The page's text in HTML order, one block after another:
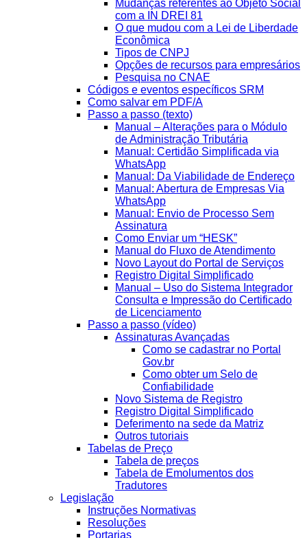
Mudanças referentes ao Objeto Social
com a IN DREI 81
O que mudou com a Lei de Liberdade
Econômica
Tipos de CNPJ
Opções de recursos para empresários
Pesquisa no CNAE
Códigos e eventos específicos SRM
Como salvar em PDF/A
Passo a passo (texto)
Manual – Alterações para o Módulo
de Administração Tributária
Manual: Certidão Simplificada via
WhatsApp
Manual: Da Viabilidade de Endereço
Manual: Abertura de Empresas Via
WhatsApp
Manual: Envio de Processo Sem
Assinatura
Como Enviar um “HESK”
Manual do Fluxo de Atendimento
Novo Layout do Portal de Serviços
Registro Digital Simplificado
Manual – Uso do Sistema Integrador
Consulta e Impressão do Certificado
de Licenciamento
Passo a passo (vídeo)
Assinaturas Avançadas
Como se cadastrar no Portal
Gov.br
Como obter um Selo de
Confiabilidade
Novo Sistema de Registro
Registro Digital Simplificado
Deferimento na sede da Matriz
Outros tutoriais
Tabelas de Preço
Tabela de preços
Tabela de Emolumentos dos
Tradutores
Legislação
Instruções Normativas
Resoluções
Portarias